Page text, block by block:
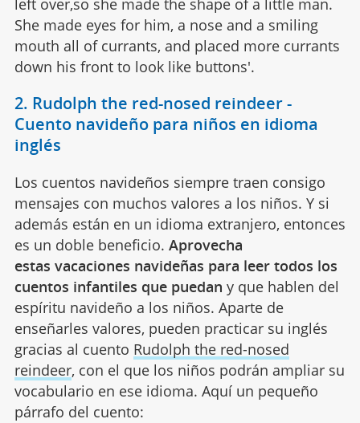
left over,so she made the shape of a little man.
She made eyes for him, a nose and a smiling
mouth all of currants, and placed more currants
down his front to look like buttons'.
2. Rudolph the red-nosed reindeer -
Cuento navideño para niños en idioma
inglés
Los cuentos navideños siempre traen consigo
mensajes con muchos valores a los niños. Y si
además están en un idioma extranjero, entonces
es un doble beneficio. Aprovecha
estas vacaciones navideñas para leer todos los
cuentos infantiles que puedan y que hablen del
espíritu navideño a los niños. Aparte de
enseñarles valores, pueden practicar su inglés
gracias al cuento Rudolph the red-nosed
reindeer, con el que los niños podrán ampliar su
vocabulario en ese idioma. Aquí un pequeño
párrafo del cuento: